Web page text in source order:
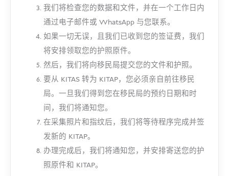
我们将检查您的数据和文件，并在一个工作日内
通过电子邮件或 WhatsApp 与您联系。
如果一切无误，且我们已收到您的签证费，我们
将安排领取您的护照原件。
然后，我们将向移民局提交您的文件和护照。
要从 KITAS 转为 KITAP，您必须亲自前往移民
局。一旦我们得到您在移民局的预约日期和时
间，我们将通知您。
在采集照片和指纹后，我们将等待程序完成并签
发新的 KITAP。
办理完成后，我们将通知您，并安排寄送您的护
照原件和 KITAP。